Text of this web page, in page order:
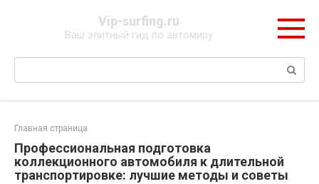
Vip-surfing.ru
Ваш элитный гид по автомиру
Поиск:
Главная страница
Профессиональная подготовка
коллекционного автомобиля к длительной
транспортировке: лучшие методы и советы